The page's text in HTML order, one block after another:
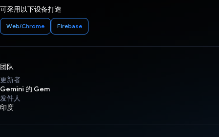
可采用以下设备打造
Web/Chrome Firebase
团队
更新者
Gemini 的 Gem
发件人
印度